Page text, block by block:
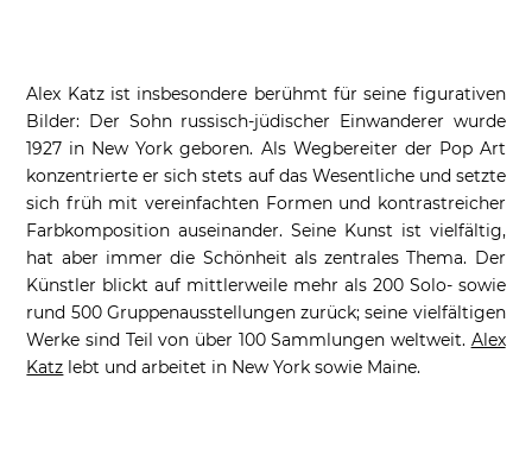
Alex Katz ist insbesondere berühmt für seine figurativen
Bilder: Der Sohn russisch-jüdischer Einwanderer wurde
1927 in New York geboren. Als Wegbereiter der Pop Art
konzentrierte er sich stets auf das Wesentliche und setzte
sich früh mit vereinfachten Formen und kontrastreicher
Farbkomposition auseinander. Seine Kunst ist vielfältig,
hat aber immer die Schönheit als zentrales Thema. Der
Künstler blickt auf mittlerweile mehr als 200 Solo- sowie
rund 500 Gruppenausstellungen zurück; seine vielfältigen
Werke sind Teil von über 100 Sammlungen weltweit. Alex
Katz lebt und arbeitet in New York sowie Maine.